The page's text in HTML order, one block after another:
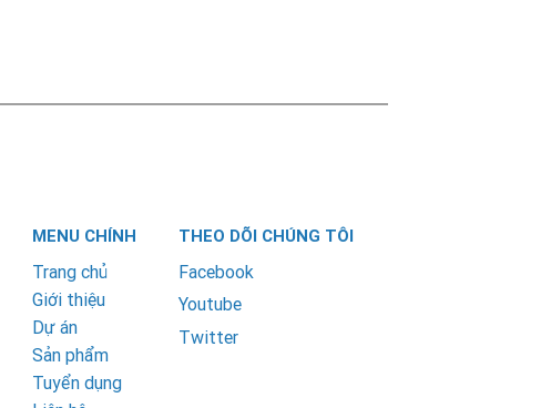
MENU CHÍNH
Trang chủ
Giới thiệu
Dự án
Sản phẩm
Tuyển dụng
THEO DÕI CHÚNG TÔI
Facebook
Youtube
Twitter